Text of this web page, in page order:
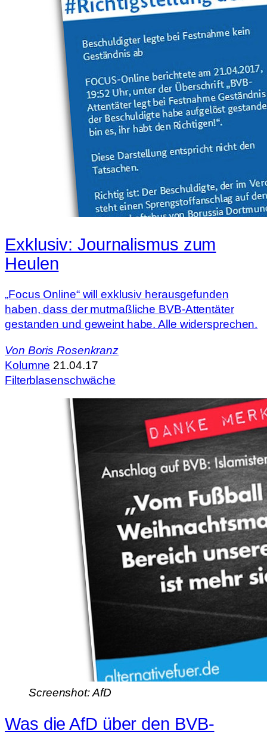
Exklusiv: Journalismus zum
Heulen
„Focus Online“ will exklusiv herausgefunden
haben, dass der mutmaßliche BVB-Attentäter
gestanden und geweint habe. Alle widersprechen.
Von Boris Rosenkranz
Kolumne 21.04.17
Filterblasenschwäche
Screenshot: AfD
Was die AfD über den BVB-